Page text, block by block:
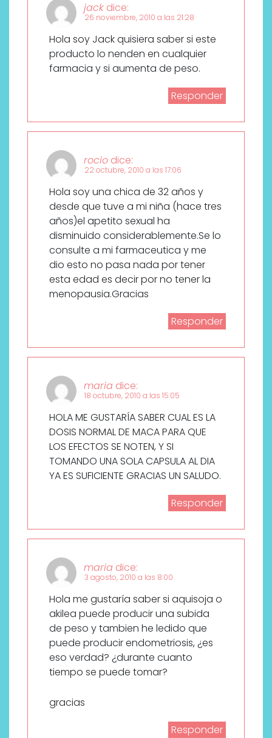
jack dice:
26 noviembre, 2010 a las 21:28
Hola soy Jack quisiera saber si este
producto lo nenden en cualquier
farmacia y si aumenta de peso.
Responder
rocio dice:
22 octubre, 2010 a las 17:06
Hola soy una chica de 32 años y
desde que tuve a mi niña (hace tres
años)el apetito sexual ha
disminuido considerablemente.Se lo
consulte a mi farmaceutica y me
dio esto no pasa nada por tener
esta edad es decir por no tener la
menopausia.Gracias
Responder
maria dice:
18 octubre, 2010 a las 15:05
HOLA ME GUSTARÍA SABER CUAL ES LA
DOSIS NORMAL DE MACA PARA QUE
LOS EFECTOS SE NOTEN, Y SI
TOMANDO UNA SOLA CAPSULA AL DIA
YA ES SUFICIENTE GRACIAS UN SALUDO.
Responder
maria dice:
3 agosto, 2010 a las 8:00
Hola me gustaría saber si aquisoja o
akilea puede producir una subida
de peso y tambien he ledido que
puede producir endometriosis, ¿es
eso verdad? ¿durante cuanto
tiempo se puede tomar?
gracias
Responder